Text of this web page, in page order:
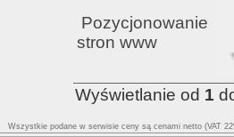
Pozycjonowanie
stron www
Wyświetlanie od 1
Wszystkie podane w serwisie ceny są cenami netto (VAT